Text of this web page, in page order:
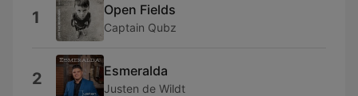
1 Open Fields
Captain Qubz
2 Esmeralda
Justen de Wildt